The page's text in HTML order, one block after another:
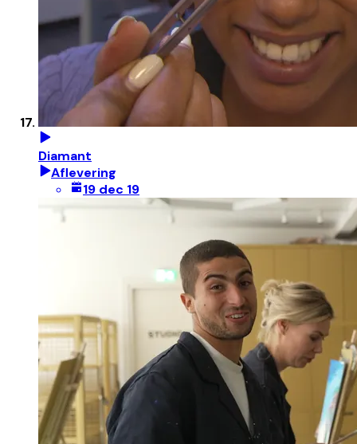
Diamant
Aflevering
19 dec 19